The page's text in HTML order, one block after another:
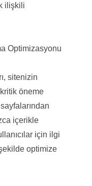
ilişkili
Optimizasyonu
sitenizin
kritik öneme
içerikle
için ilgi
optimize